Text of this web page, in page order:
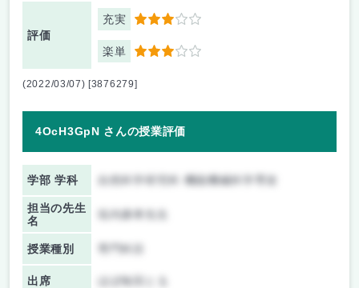
評価
充実 3
楽単 3
(2022/03/07) [3876279]
4OcH3GpN さんの授業評価
学部 学科 自然科学研究科 機能機械科学専攻
担当の先生
名
授業種別
出席 ほぼ毎回とる